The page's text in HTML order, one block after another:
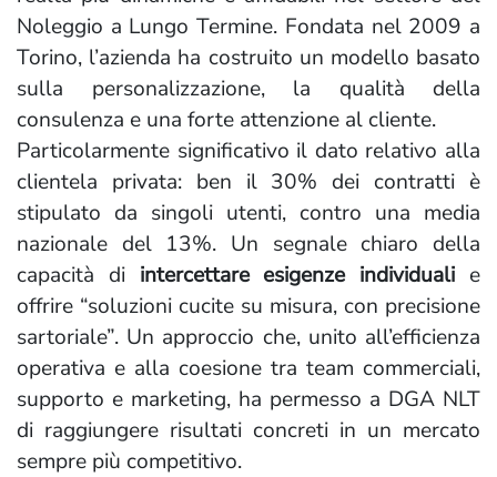
Noleggio a Lungo Termine. Fondata nel 2009 a
Torino, l’azienda ha costruito un modello basato
sulla personalizzazione, la qualità della
consulenza e una forte attenzione al cliente.
Particolarmente significativo il dato relativo alla
clientela privata: ben il 30% dei contratti è
stipulato da singoli utenti, contro una media
nazionale del 13%. Un segnale chiaro della
capacità di intercettare esigenze individuali e
offrire “soluzioni cucite su misura, con precisione
sartoriale”. Un approccio che, unito all’efficienza
operativa e alla coesione tra team commerciali,
supporto e marketing, ha permesso a DGA NLT
di raggiungere risultati concreti in un mercato
sempre più competitivo.